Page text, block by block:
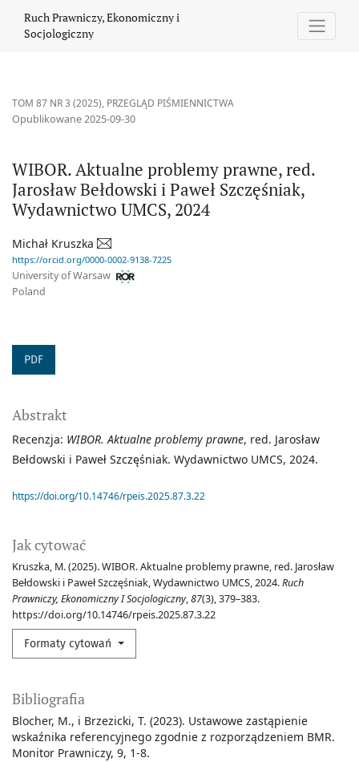
Ruch Prawniczy, Ekonomiczny i
Socjologiczny
TOM 87 NR 3 (2025), PRZEGLĄD PIŚMIENNICTWA
WIBOR. Aktualne problemy prawne, red.
Jarosław Bełdowski i Paweł Szczęśniak,
Wydawnictwo UMCS, 2024
Opublikowane 2025-09-30
Michał Kruszka
https://orcid.org/0000-0002-9138-7225
University of Warsaw
Poland
PDF
Jak cytować
Kruszka, M. (2025). WIBOR. Aktualne problemy prawne, red. Jarosław
Bełdowski i Paweł Szczęśniak, Wydawnictwo UMCS, 2024.Ruch
Prawniczy, Ekonomiczny I Socjologiczny,87(3), 379–383.
https://doi.org/10.14746/rpeis.2025.87.3.22
Formaty cytowań
Abstrakt
Recenzja: WIBOR. Aktualne problemy prawne, red. Jarosław
Bełdowski i Paweł Szczęśniak. Wydawnictwo UMCS, 2024.
https://doi.org/10.14746/rpeis.2025.87.3.22
Bibliografia
Blocher, M., i Brzezicki, T. (2023). Ustawowe zastąpienie
wskaźnika referencyjnego zgodnie z rozporządzeniem BMR.
Monitor Prawniczy, 9, 1-8.